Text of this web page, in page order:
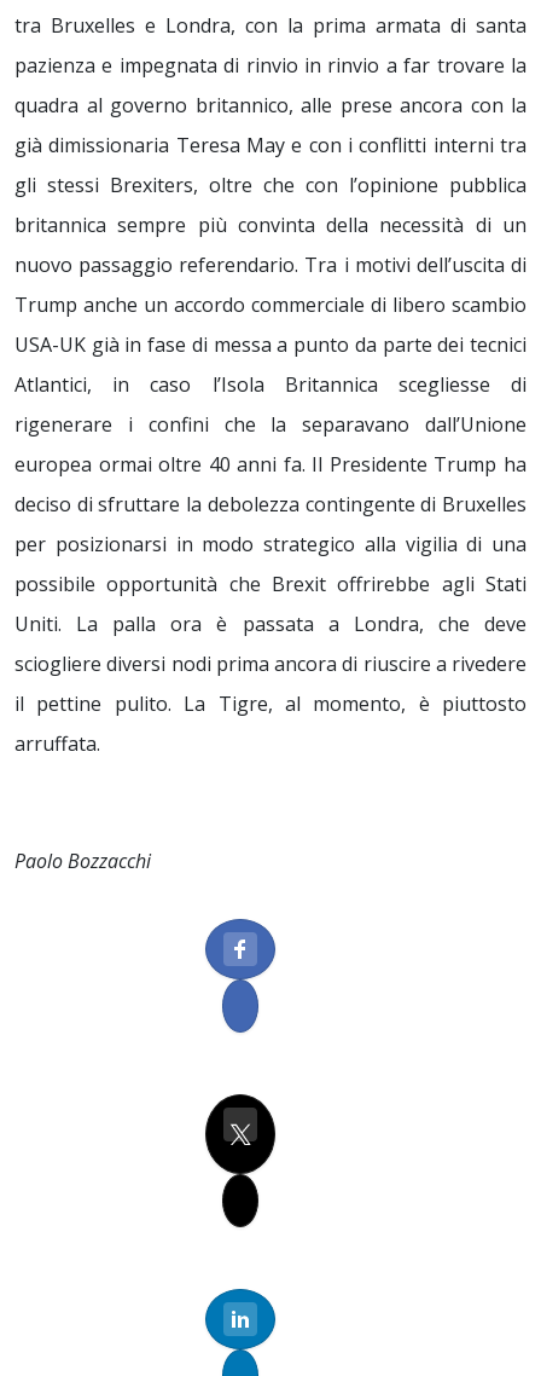
tra Bruxelles e Londra, con la prima armata di santa
pazienza e impegnata di rinvio in rinvio a far trovare la
quadra al governo britannico, alle prese ancora con la
già dimissionaria Teresa May e con i conflitti interni tra
gli stessi Brexiters, oltre che con l’opinione pubblica
britannica sempre più convinta della necessità di un
nuovo passaggio referendario. Tra i motivi dell’uscita di
Trump anche un accordo commerciale di libero scambio
USA-UK già in fase di messa a punto da parte dei tecnici
Atlantici, in caso l’Isola Britannica scegliesse di
rigenerare i confini che la separavano dall’Unione
europea ormai oltre 40 anni fa. Il Presidente Trump ha
deciso di sfruttare la debolezza contingente di Bruxelles
per posizionarsi in modo strategico alla vigilia di una
possibile opportunità che Brexit offrirebbe agli Stati
Uniti. La palla ora è passata a Londra, che deve
sciogliere diversi nodi prima ancora di riuscire a rivedere
il pettine pulito. La Tigre, al momento, è piuttosto
arruffata.
Paolo Bozzacchi